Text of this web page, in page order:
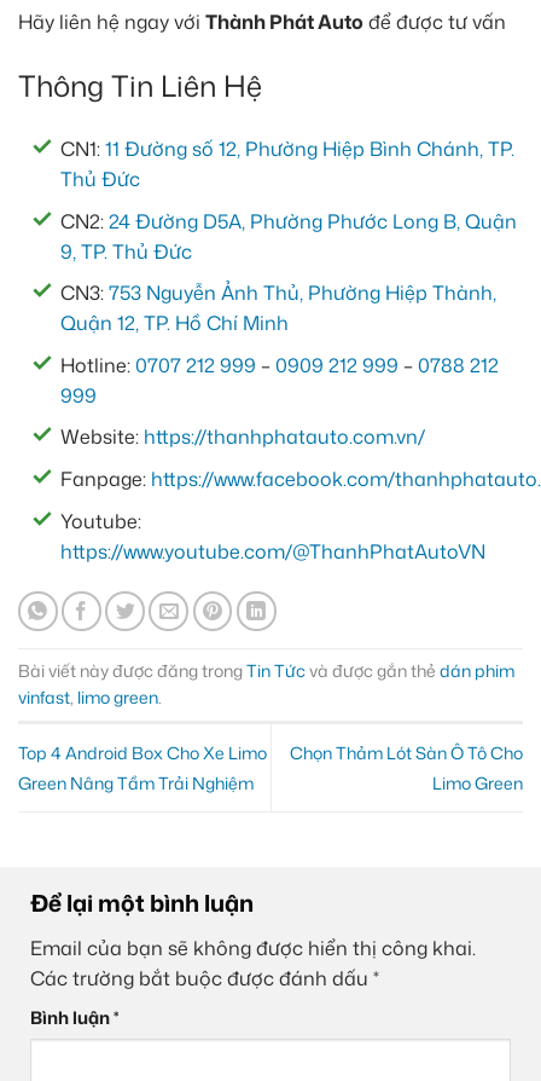
Hãy liên hệ ngay với Thành Phát Auto để được tư vấn
Thông Tin Liên Hệ
CN1:11 Đường số 12, Phường Hiệp Bình Chánh, TP.
Thủ Đức
CN2:24 Đường D5A, Phường Phước Long B, Quận
9, TP. Thủ Đức
CN3:753 Nguyễn Ảnh Thủ, Phường Hiệp Thành,
Quận 12, TP. Hồ Chí Minh
Hotline:0707 212 999 –0909 212 999 –0788 212
999
Website: https://thanhphatauto.com.vn/
Fanpage: https://www.facebook.com/
Youtube:
https://www.youtube.com/@ThanhPhatAutoVN
Bài viết này được đăng trongTin Tứcvà được gắn thẻ dán phim
vinfast limo green
Top 4 Android Box Cho Xe Limo
Green Nâng Tầm Trải Nghiệm
Chọn Thảm Lót Sàn Ô Tô Cho
Limo Green
Để lại một bình luận
Email của bạn sẽ không được hiển thị công khai.
Các trường bắt buộc được đánh dấu *
Bình luận*